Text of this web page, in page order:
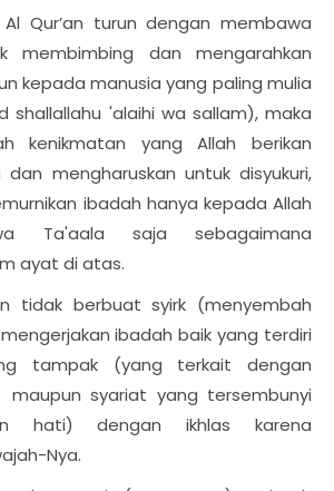
Qur’an turun dengan membawa
membimbing dan mengarahkan
kepada manusia yang paling mulia
shallallahu 'alaihi wa sallam), maka
kenikmatan yang Allah berikan
mengharuskan untuk disyukuri,
ibadah hanya kepada Allah
Ta'aala saja sebagaimana
ayat di atas.
tidak berbuat syirk (menyembah
ibadah baik yang terdiri
tampak (yang terkait dengan
syariat yang tersembunyi
hati) dengan ikhlas karena
Nya.